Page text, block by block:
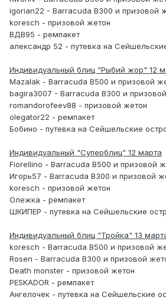
igorian22 - Barracuda B300 и призовой
koresch - призовой жетон
ВДВ95 - ремпакет
александр 52 - путевка на
Индивидуальный блиц "Рыбий жор" 12
Mazalak - Barracuda B500 и призовой
bagira3007 - Barracuda B300 и
romandorofeev88 - призовой жетон
olegator22 - ремпакет
Бобино - путевка на Сейшельские
Индивидуальный "Суперблиц" 12 марта
Fiorellino - Barracuda B500 и призовой
Игорь57 - Barracuda B300 и призовой
koresch - призовой жетон
Олежка - ремпакет
ШКИПЕР - путевка на Сейшельские
Индивидуальный блиц "Тройка" 13
koresch - Barracuda B500 и призовой
Rosen - Barracuda B300 и призовой
Death monster - призовой жетон
PESKADOR - ремпакет
Ангелочек - путевка на Сейшельские